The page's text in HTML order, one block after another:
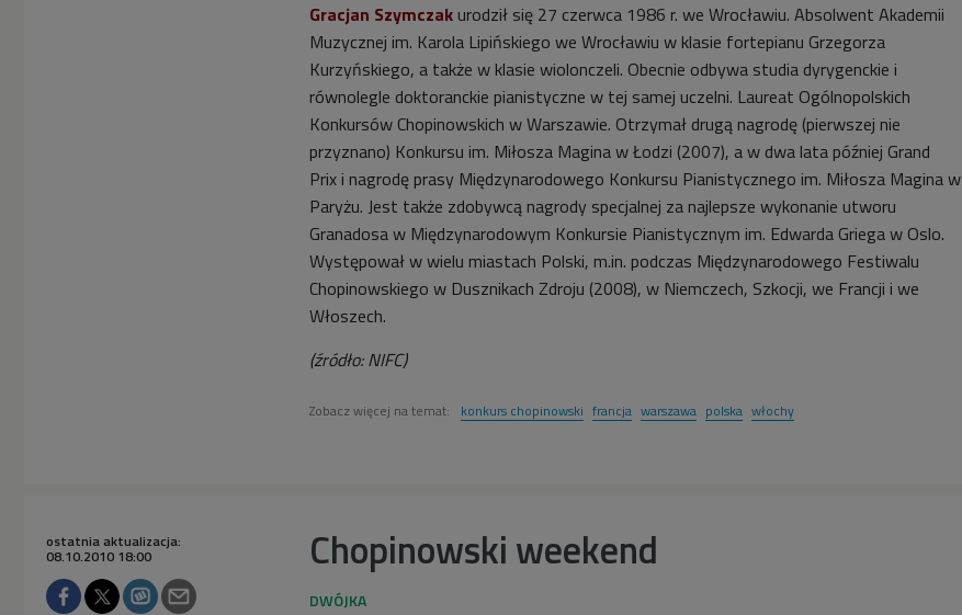
Gracjan Szymczak urodził się 27 czerwca 1986 r. we Wrocławiu. Absolwent Akademii
Muzycznej im. Karola Lipińskiego we Wrocławiu w klasie fortepianu Grzegorza
Kurzyńskiego, a także w klasie wiolonczeli. Obecnie odbywa studia dyrygenckie i
równolegle doktoranckie pianistyczne w tej samej uczelni. Laureat Ogólnopolskich
Konkursów Chopinowskich w Warszawie. Otrzymał drugą nagrodę (pierwszej nie
przyznano) Konkursu im. Miłosza Magina w Łodzi (2007), a w dwa lata później Grand
Prix i nagrodę prasy Międzynarodowego Konkursu Pianistycznego im. Miłosza Magina w
Paryżu. Jest także zdobywcą nagrody specjalnej za najlepsze wykonanie utworu
Granadosa w Międzynarodowym Konkursie Pianistycznym im. Edwarda Griega w Oslo.
Występował w wielu miastach Polski, m.in. podczas Międzynarodowego Festiwalu
Chopinowskiego w Dusznikach Zdroju (2008), w Niemczech, Szkocji, we Francji i we
Włoszech.
(źródło: NIFC)
Zobacz więcej na temat: konkurs chopinowski francja warszawa polska włochy
Chopinowski weekend
ostatnia aktualizacja:
08.10.2010 18:00